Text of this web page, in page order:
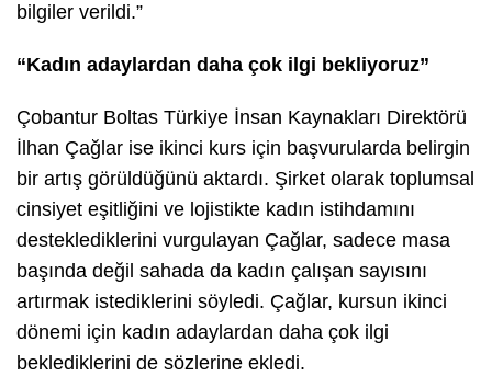
bilgiler verildi.”
“Kadın adaylardan daha çok ilgi bekliyoruz”
Çobantur Boltas Türkiye İnsan Kaynakları Direktörü
İlhan Çağlar ise ikinci kurs için başvurularda belirgin
bir artış görüldüğünü aktardı. Şirket olarak toplumsal
cinsiyet eşitliğini ve lojistikte kadın istihdamını
desteklediklerini vurgulayan Çağlar, sadece masa
başında değil sahada da kadın çalışan sayısını
artırmak istediklerini söyledi. Çağlar, kursun ikinci
dönemi için kadın adaylardan daha çok ilgi
beklediklerini de sözlerine ekledi.